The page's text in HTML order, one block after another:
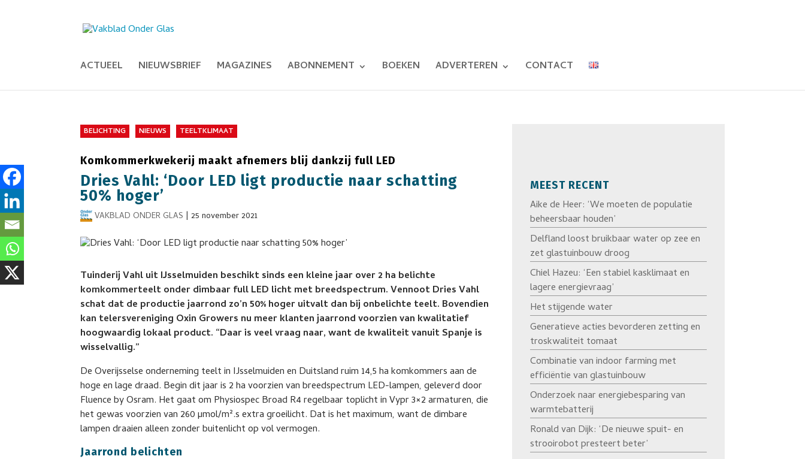
ACTUEEL NIEUWSBRIEF MAGAZINES ABONNEMENT BOEKEN ADVERTEREN CONTACT
BELICHTING NIEUWS TEELTKLIMAAT
Komkommerkwekerij maakt afnemers blij dankzij full LED
Dries Vahl: ‘Door LED ligt productie naar schatting
50% hoger’
VAKBLAD ONDER GLAS |25 november 2021
Tuinderij Vahl uit IJsselmuiden beschikt sinds een kleine jaar over 2 ha belichte
komkommerteelt onder dimbaar full LED licht met breedspectrum. Vennoot Dries Vahl
schat dat de productie jaarrond zo’n 50% hoger uitvalt dan bij onbelichte teelt. Bovendien
kan telersvereniging Oxin Growers nu meer klanten jaarrond voorzien van kwalitatief
hoogwaardig lokaal product. “Daar is veel vraag naar, want de kwaliteit vanuit Spanje is
wisselvallig.”
De Overijsselse onderneming teelt in IJsselmuiden en Duitsland ruim 14,5 ha komkommers aan de
hoge en lage draad. Begin dit jaar is 2 ha voorzien van breedspectrum LED-lampen, geleverd door
Fluence by Osram. Het gaat om Physiospec Broad R4 regelbaar toplicht in Vypr 3×2 armaturen, die
het gewas voorzien van 260 µmol/m².s extra groeilicht. Dat is het maximum, want de dimbare
lampen draaien alleen zonder buitenlicht op vol vermogen.
Jaarrond belichten
MEEST RECENT
Aike de Heer: ‘We moeten de populatie
beheersbaar houden’
Delfland loost bruikbaar water op zee en
zet glastuinbouw droog
Chiel Hazeu: ‘Een stabiel kasklimaat en
lagere energievraag’
Het stijgende water
Generatieve acties bevorderen zetting en
troskwaliteit tomaat
Combinatie van indoor farming met
efficiëntie van glastuinbouw
Onderzoek naar energiebesparing van
warmtebatterij
Ronald van Dijk: ‘De nieuwe spuit- en
strooirobot presteert beter’